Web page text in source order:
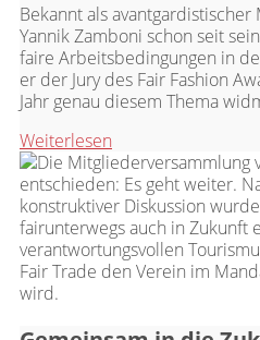
Bekannt als
Yannik Zamboni schon seit
faire Arbeitsbedingungen in
er der Jury des Fair Fashion
Jahr genau diesem Thema
Weiterlesen